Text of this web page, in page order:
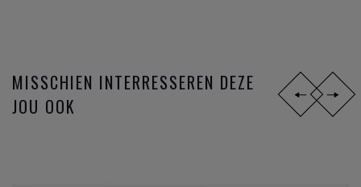
MISSCHIEN INTERRESSEREN DEZE
JOU OOK